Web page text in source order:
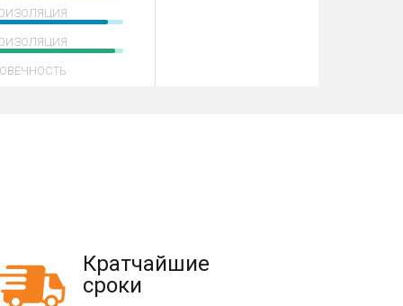
Кратчайшие
сроки